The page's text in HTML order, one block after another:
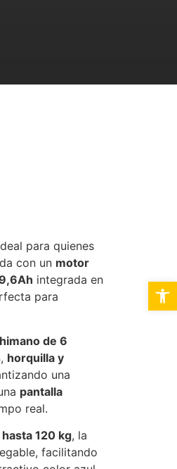
para quienes
con un motor
integrada en
para
de 6
, horquilla y
una
pantalla
real.
120 kg, la
facilitando
Abrir